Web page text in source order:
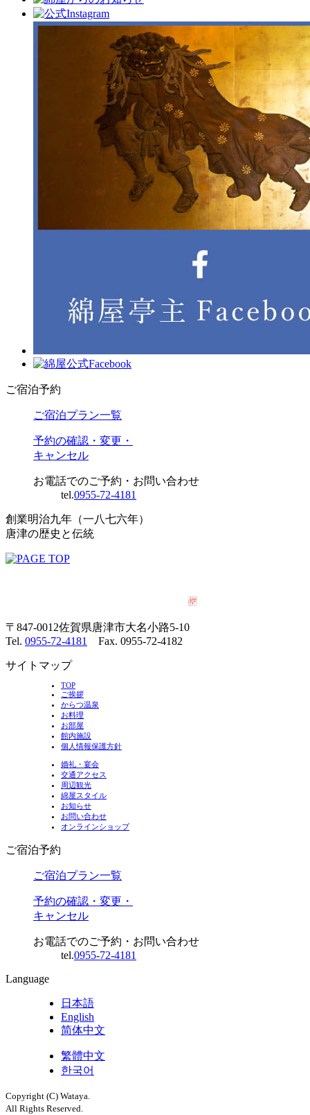
ご宿泊予約
ご宿泊プラン一覧
予約の確認・変更・
キャンセル
お電話でのご予約・お問い合わせ
tel.0955-72-4181
創業明治九年（一八七六年）
唐津の歴史と伝統
〒847-0012佐賀県唐津市大名小路5-10
Tel. 0955-72-4181 Fax. 0955-72-4182
サイトマップ
TOP
ご挨拶
からつ温泉
お料理
お部屋
館内施設
個人情報保護方針
婚礼・宴会
交通アクセス
周辺観光
綿屋スタイル
お知らせ
お問い合わせ
オンラインショップ
ご宿泊予約
ご宿泊プラン一覧
予約の確認・変更・
キャンセル
お電話でのご予約・お問い合わせ
tel.0955-72-4181
Language
日本語
English
简体中文
繁體中文
한국어
Copyright (C) Wataya.
All Rights Reserved.